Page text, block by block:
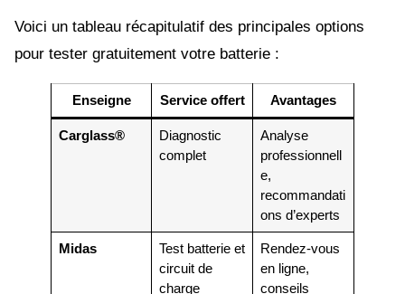
Voici un tableau récapitulatif des principales options
pour tester gratuitement votre batterie :
Enseigne Service offert Avantages
Carglass®
Diagnostic
complet
Analyse
professionnell
e,
recommandati
ons d’experts
Midas
Test batterie et
circuit de
charge
Rendez-vous
en ligne,
conseils